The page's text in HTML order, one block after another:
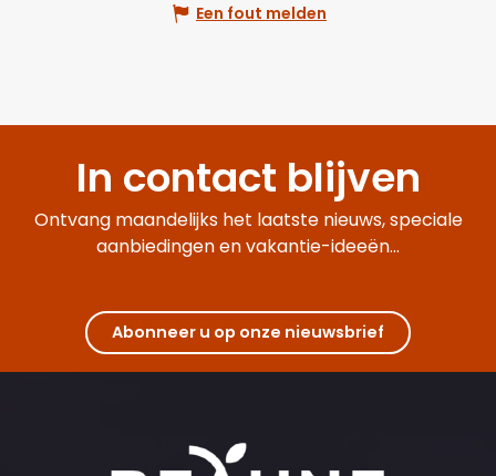
Een fout melden
In contact blijven
Ontvang maandelijks het laatste nieuws, speciale
aanbiedingen en vakantie-ideeën...
Abonneer u op onze nieuwsbrief